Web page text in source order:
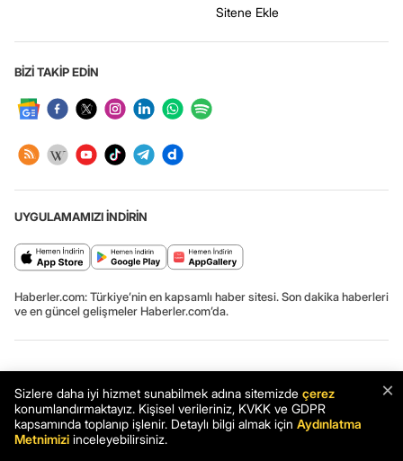
Sitene Ekle
BİZİ TAKİP EDİN
UYGULAMAMIZI İNDİRİN
Haberler.com: Türkiye’nin en kapsamlı haber sitesi. Son dakika haberleri
ve en güncel gelişmeler Haberler.com’da.
Haberler
HaberSon DakikaHaberler
×
Sizlere daha iyi hizmet sunabilmek adına sitemizde çerez
konumlandırmaktayız. Kişisel verileriniz, KVKK ve GDPR
kapsamında toplanıp işlenir. Detaylı bilgi almak için Aydınlatma
Metnimizi inceleyebilirsiniz.